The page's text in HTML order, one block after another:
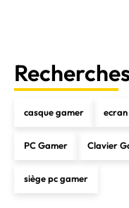
casque gamer
PC Gamer Clavier
siège pc gamer